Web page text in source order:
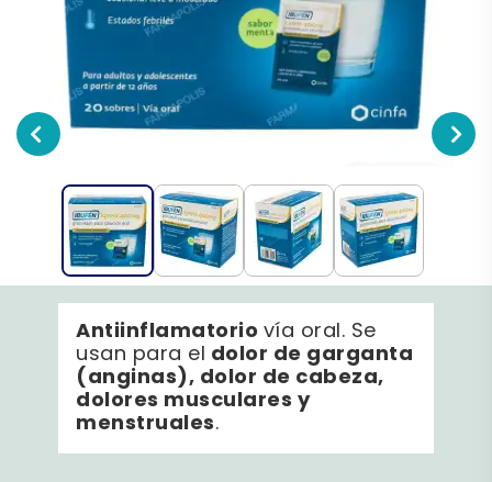
Antiinflamatorio vía oral. Se
usan para el dolor de garganta
(anginas), dolor de cabeza,
dolores musculares y
menstruales.